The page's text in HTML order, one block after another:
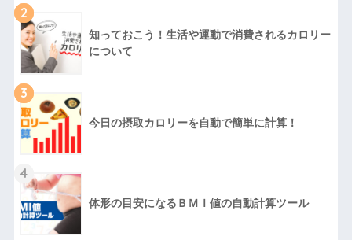
2
知っておこう！生活や運動で消費されるカロリー
について
3
今日の摂取カロリーを自動で簡単に計算！
4
体形の目安になるＢＭＩ値の自動計算ツール